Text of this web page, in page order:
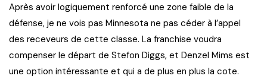
Après avoir logiquement renforcé une zone faible de la
défense, je ne vois pas Minnesota ne pas céder à l’appel
des receveurs de cette classe. La franchise voudra
compenser le départ de Stefon Diggs, et Denzel Mims est
une option intéressante et qui a de plus en plus la cote.